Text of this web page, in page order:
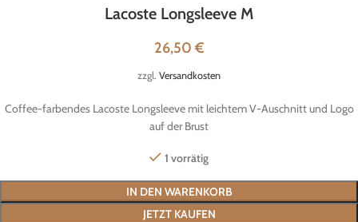
Lacoste Longsleeve M
26,50 €
zzgl. Versandkosten
Coffee-farbendes Lacoste Longsleeve mit leichtem V-Auschnitt und Logo
auf der Brust
1 vorrätig
IN DEN WARENKORB
JETZT KAUFEN